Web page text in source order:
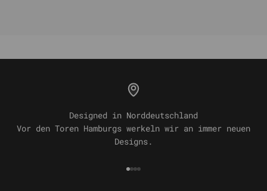
Designed in Norddeutschland
Vor den Toren Hamburgs werkeln wir an immer neuen
Designs.
Gehe zu Element 1
Gehe zu Element 2
Gehe zu Element 3
Gehe zu Element 4